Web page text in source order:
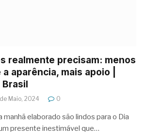
realmente precisam: menos
aparência, mais apoio |
Brasil
Maio, 2024 0
manhã elaborado são lindos para o Dia
presente inestimável que…